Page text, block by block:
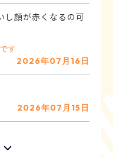
し顔が赤くなるの可
す
2026年07月16日
2026年07月15日